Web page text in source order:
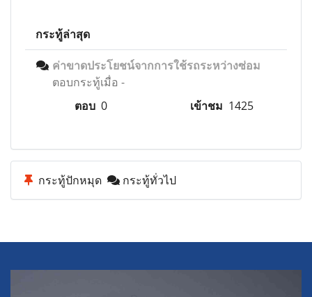
กระทู้ล่าสุด
ค่าขาดประโยชน์จากการใช้รถระหว่างซ่อม
ตอบกระทู้เมื่อ -
ตอบ 0 เข้าชม 1425
กระทู้ปักหมุด กระทู้ทั่วไป